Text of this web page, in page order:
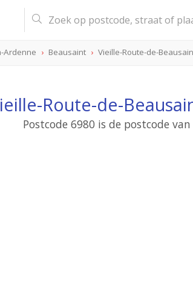
Ardenne Beausaint Vieille-Route-de-
Route-de-
Postcode 6980 is de postcode